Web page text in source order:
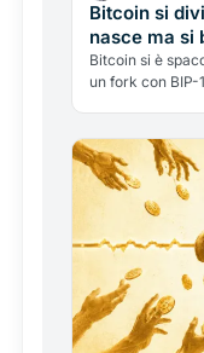
Bitcoin si
nasce ma si
blocchi
Bitcoin si è
un fork con BIP-
denaro, o spazio